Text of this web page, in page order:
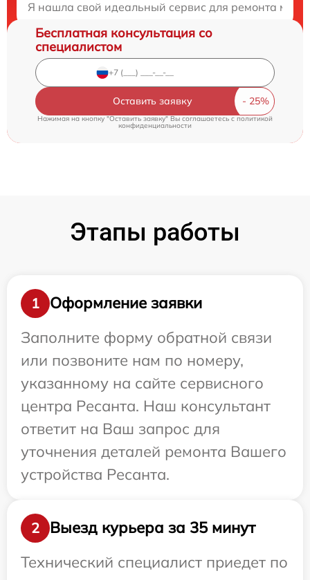
Я нашла свой идеальный сервис для ремонта моей
Бесплатная консультация со
специалистом
Оставить заявку
Нажимая на кнопку "Оставить заявку" Вы соглашаетесь cполитикой
конфиденциальности
Этапы работы
1
Оформление заявки
Заполните форму обратной связи
или позвоните нам по номеру,
указанному на сайте сервисного
центра Ресанта. Наш консультант
ответит на Ваш запрос для
уточнения деталей ремонта Вашего
устройства Ресанта.
2
Выезд курьера за 35 минут
Технический специалист приедет по